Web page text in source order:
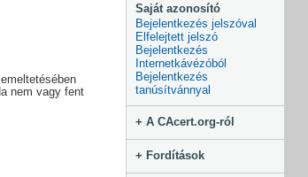
Saját azonosító
Bejelentkezés jelszóval
Elfelejtett jelszó
Bejelentkezés
Internetkávézóból
Bejelentkezés
tanúsítvánnyal
+ A CAcert.org-ról
+ Fordítások
nem vagy fent